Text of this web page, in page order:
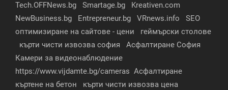
Tech.OFFNews.bg Smartage.bg
Kreativen.com
NewBusiness.bg
Entrepreneur.bg VRnews.info
SEO
оптимизиране на сайтове - цени
геймърски столове
кърти чисти извозва софия
Асфалтиране София
Камери за видеонаблюдение
https://www.vijdamte.bg/cameras Асфалтиране
къртене на бетон
кърти чисти извозва цена